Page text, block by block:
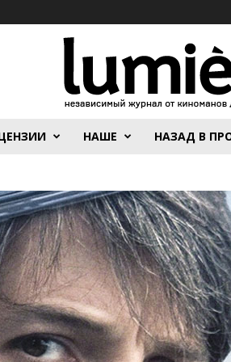
НАШЕ НАЗАД В